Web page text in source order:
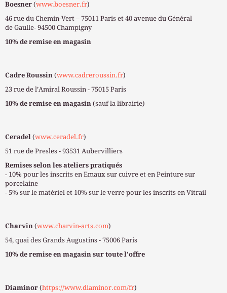
Boesner (www.boesner.fr)
46 rue du Chemin-Vert – 75011 Paris et 40 avenue du Général
de Gaulle- 94500 Champigny
10% de remise en magasin
Cadre Roussin (www.cadreroussin.fr)
23 rue de l’Amiral Roussin - 75015 Paris
10% de remise en magasin (sauf la librairie)
Ceradel (www.ceradel.fr)
51 rue de Presles - 93531 Aubervilliers
Remises selon les ateliers pratiqués
- 10% pour les inscrits en Emaux sur cuivre et en Peinture sur
porcelaine
- 5% sur le matériel et 10% sur le verre pour les inscrits en Vitrail
Charvin (www.charvin-arts.com)
54, quai des Grands Augustins - 75006 Paris
10% de remise en magasin sur toute l’offre
Diaminor (https://www.diaminor.com/fr)